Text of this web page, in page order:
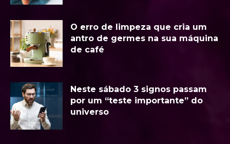
O erro de limpeza que cria um
antro de germes na sua máquina
de café
Neste sábado 3 signos passam
por um “teste importante” do
universo